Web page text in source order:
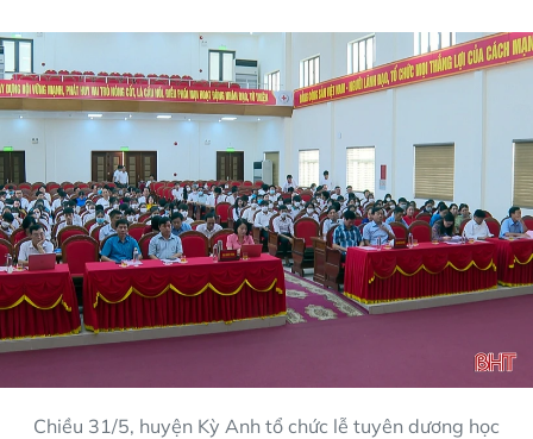
Chiều 31/5, huyện Kỳ Anh tổ chức lễ tuyên dương học